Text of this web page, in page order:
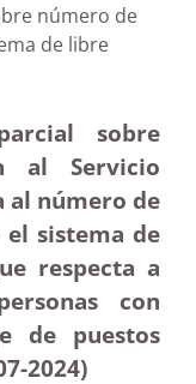
número de
de libre
sobre
al Servicio
al número de
sistema de
respecta a
con
de puestos
2024)